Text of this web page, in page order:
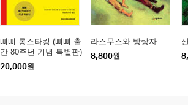
삐삐 롱스타킹 (삐삐 출
간 80주년 기념 특별판)
20,000원
라스무스와 방랑자
8,800원